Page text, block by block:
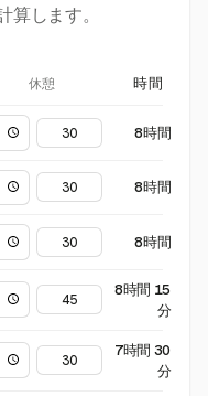
算します。
休憩 時間
8時間
8時間
8時間
8時間 15
分
7時間 30
分